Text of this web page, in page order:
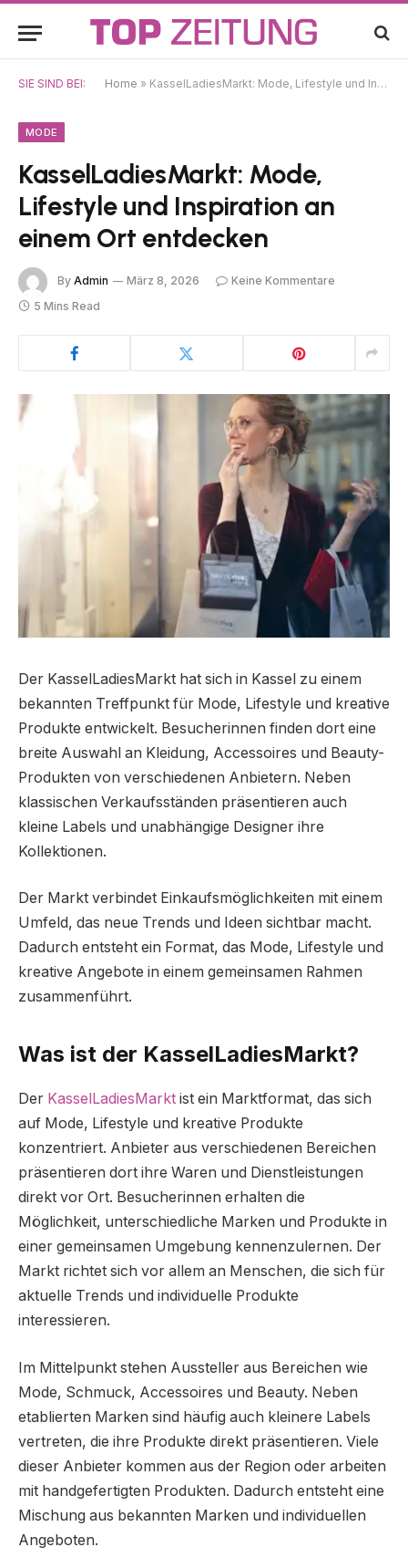
SIE SIND BEI: Home » KasselLadiesMarkt: Mode, Lifestyle und Inspiration an einem Ort entdecken
MODE
KasselLadiesMarkt: Mode,
Lifestyle und Inspiration an
einem Ort entdecken
By Admin März 8, 2026
Keine Kommentare
5 Mins Read
Der KasselLadiesMarkt hat sich in Kassel zu einem
bekannten Treffpunkt für Mode, Lifestyle und kreative
Produkte entwickelt. Besucherinnen finden dort eine
breite Auswahl an Kleidung, Accessoires und Beauty-
Produkten von verschiedenen Anbietern. Neben
klassischen Verkaufsständen präsentieren auch
kleine Labels und unabhängige Designer ihre
Kollektionen.
Der Markt verbindet Einkaufsmöglichkeiten mit einem
Umfeld, das neue Trends und Ideen sichtbar macht.
Dadurch entsteht ein Format, das Mode, Lifestyle und
kreative Angebote in einem gemeinsamen Rahmen
zusammenführt.
Was ist der KasselLadiesMarkt?
Der KasselLadiesMarkt ist ein Marktformat, das sich
auf Mode, Lifestyle und kreative Produkte
konzentriert. Anbieter aus verschiedenen Bereichen
präsentieren dort ihre Waren und Dienstleistungen
direkt vor Ort. Besucherinnen erhalten die
Möglichkeit, unterschiedliche Marken und Produkte in
einer gemeinsamen Umgebung kennenzulernen. Der
Markt richtet sich vor allem an Menschen, die sich für
aktuelle Trends und individuelle Produkte
interessieren.
Im Mittelpunkt stehen Aussteller aus Bereichen wie
Mode, Schmuck, Accessoires und Beauty. Neben
etablierten Marken sind häufig auch kleinere Labels
vertreten, die ihre Produkte direkt präsentieren. Viele
dieser Anbieter kommen aus der Region oder arbeiten
mit handgefertigten Produkten. Dadurch entsteht eine
Mischung aus bekannten Marken und individuellen
Angeboten.